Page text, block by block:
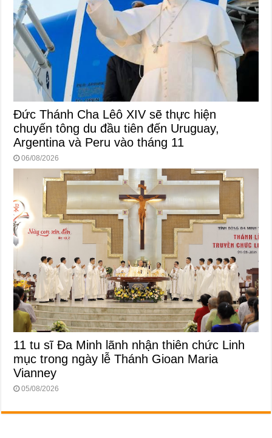
Đức Thánh Cha Lêô XIV sẽ thực hiện
chuyến tông du đầu tiên đến Uruguay,
Argentina và Peru vào tháng 11
06/08/2026
11 tu sĩ Đa Minh lãnh nhận thiên chức Linh
mục trong ngày lễ Thánh Gioan Maria
Vianney
05/08/2026